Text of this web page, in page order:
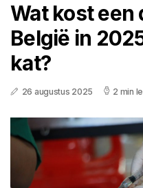
Wat kost een
België in
kat?
26 augustus 2025 2 min